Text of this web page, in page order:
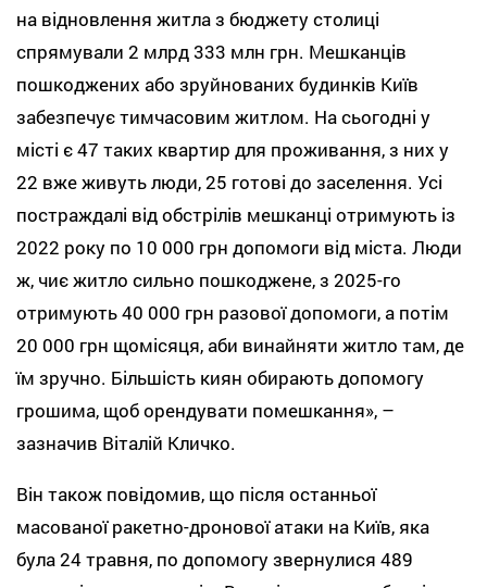
на відновлення житла з бюджету столиці
спрямували 2 млрд 333 млн грн. Мешканців
пошкоджених або зруйнованих будинків Київ
забезпечує тимчасовим житлом. На сьогодні у
місті є 47 таких квартир для проживання, з них у
22 вже живуть люди, 25 готові до заселення. Усі
постраждалі від обстрілів мешканці отримують із
2022 року по 10 000 грн допомоги від міста. Люди
ж, чиє житло сильно пошкоджене, з 2025-го
отримують 40 000 грн разової допомоги, а потім
20 000 грн щомісяця, аби винайняти житло там, де
їм зручно. Більшість киян обирають допомогу
грошима, щоб орендувати помешкання», –
зазначив Віталій Кличко.
Він також повідомив, що після останньої
масованої ракетно-дронової атаки на Київ, яка
була 24 травня, по допомогу звернулися 489